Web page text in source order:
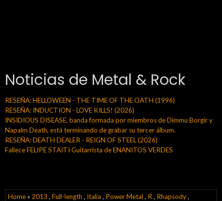
Noticias de Metal & Rock
RESEÑA: HELLOWEEN - THE TIME OF THE OATH (1996)
RESEÑA: INDUCTION - LOVE KILLS! (2026)
INSIDIOUS DISEASE, banda formada por miembros de Dimmu Borgir y
Napalm Death, está terminando de grabar su tercer álbum.
RESEÑA: DEATH DEALER - REIGN OF STEEL (2026)
Fallece FELIPE STAITI Guitarrista de ENANITOS VERDES
Home» 2013 , Full-length , Italia , Power Metal , R , Rhapsody,